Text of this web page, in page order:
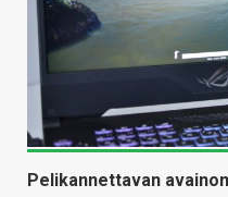
Pelikannettavan